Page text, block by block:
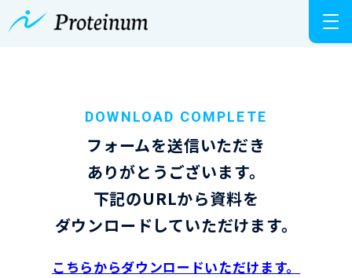
DOWNLOAD COMPLETE
フォームを送信いただき
ありがとうございます。
下記のURLから資料を
ダウンロードしていただけます。
こちらからダウンロードいただけます。